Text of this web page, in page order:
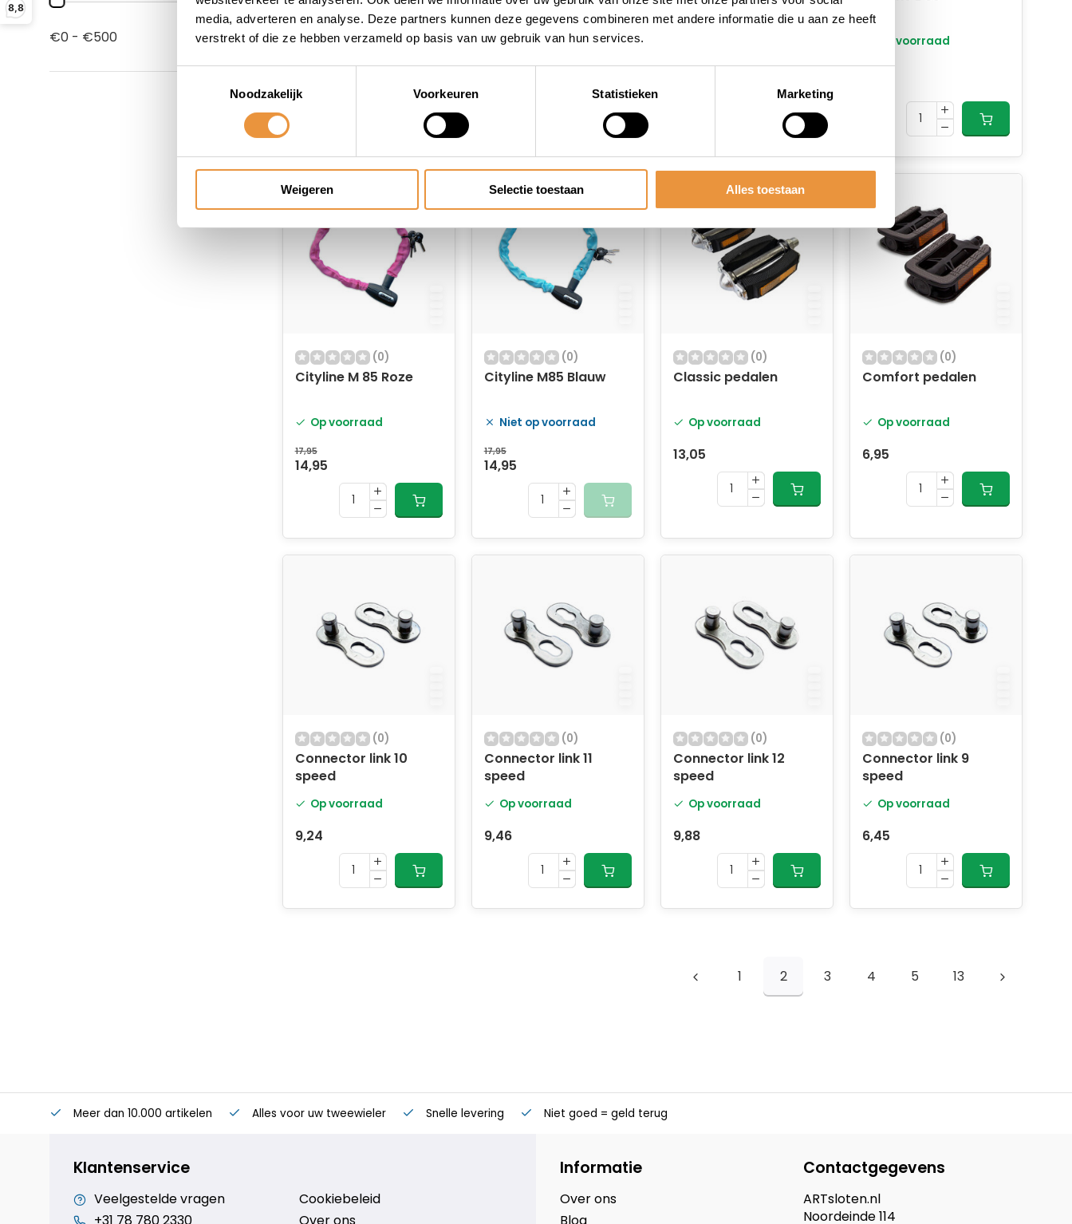
media, adverteren en analyse. Deze partners kunnen deze gegevens combineren met andere informatie die u aan ze heeft
verstrekt of die ze hebben verzameld op basis van uw gebruik van hun services.
Toestemmingsselectie
Noodzakelijk
Voorkeuren Statistieken Marketing
Weigeren Selectie toestaan Alles toestaan
8,8
€0 - €500 Op voorraad
aluminium
Op voorraad
27,95
dubbel anti slip
12,95
Op voorraad
22,95
(0)
Cityline M 85 Roze
Op voorraad
17,95
14,95
(0)
Cityline M85 Blauw
Niet op voorraad
17,95
14,95
(0)
Classic pedalen
Op voorraad
13,05
(0)
Comfort pedalen
Op voorraad
6,95
(0)
Connector link 10
speed
Op voorraad
9,24
(0)
Connector link 11
speed
Op voorraad
9,46
(0)
Connector link 12
speed
Op voorraad
9,88
(0)
Connector link 9
speed
Op voorraad
6,45
1 2 3 4 5 13
Meer dan 10.000 artikelen Alles voor uw tweewieler Snelle levering Niet goed = geld terug
Klantenservice
Veelgestelde vragen
Cookiebeleid
Informatie
Over ons
Contactgegevens
ARTsloten.nl
Noordeinde 114